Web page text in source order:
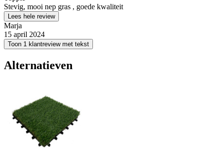
Stevig, mooi nep gras , goede kwaliteit
Lees hele review
Marja
15 april 2024
Toon 1 klantreview met tekst
Alternatieven